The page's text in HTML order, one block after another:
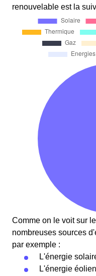
renouvelable est la
Comme on le voit sur
nombreuses sources
par exemple :
L'énergie
L'énergie